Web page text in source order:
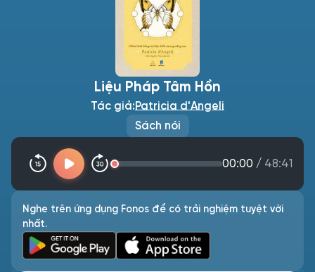
Sách nói
Liệu Pháp Tâm Hồn
Tác giả:Patricia d'Angeli
00:00 / 48:41
Nghe trên ứng dụng Fonos để có trải nghiệm tuyệt vời
nhất.